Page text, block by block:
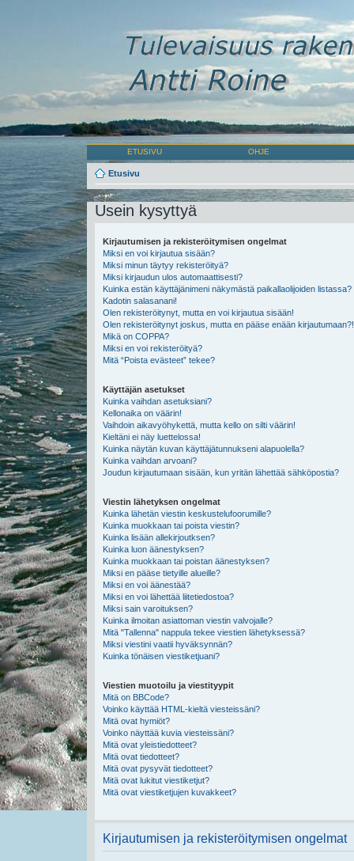
ETUSIVU OHJE
Etusivu
Usein kysyttyä
Kirjautumisen ja rekisteröitymisen ongelmat
Miksi en voi kirjautua sisään?
Miksi minun täytyy rekisteröityä?
Miksi kirjaudun ulos automaattisesti?
Kuinka estän käyttäjänimeni näkymästä paikallaolijoiden listassa?
Kadotin salasanani!
Olen rekisteröitynyt, mutta en voi kirjautua sisään!
Olen rekisteröitynyt joskus, mutta en pääse enään kirjautumaan?!
Mikä on COPPA?
Miksi en voi rekisteröityä?
Mitä “Poista evästeet” tekee?
Käyttäjän asetukset
Kuinka vaihdan asetuksiani?
Kellonaika on väärin!
Vaihdoin aikavyöhykettä, mutta kello on silti väärin!
Kieltäni ei näy luettelossa!
Kuinka näytän kuvan käyttäjätunnukseni alapuolella?
Kuinka vaihdan arvoani?
Joudun kirjautumaan sisään, kun yritän lähettää sähköpostia?
Viestin lähetyksen ongelmat
Kuinka lähetän viestin keskustelufoorumille?
Kuinka muokkaan tai poista viestin?
Kuinka lisään allekirjoutksen?
Kuinka luon äänestyksen?
Kuinka muokkaan tai poistan äänestyksen?
Miksi en pääse tietyille alueille?
Miksi en voi äänestää?
Miksi en voi lähettää liitetiedostoa?
Miksi sain varoituksen?
Kuinka ilmoitan asiattoman viestin valvojalle?
Mitä "Tallenna" nappula tekee viestien lähetyksessä?
Miksi viestini vaatii hyväksynnän?
Kuinka tönäisen viestiketjuani?
Viestien muotoilu ja viestityypit
Mitä on BBCode?
Voinko käyttää HTML-kieltä viesteissäni?
Mitä ovat hymiöt?
Voinko näyttää kuvia viesteissäni?
Mitä ovat yleistiedotteet?
Mitä ovat tiedotteet?
Mitä ovat pysyvät tiedotteet?
Mitä ovat lukitut viestiketjut?
Mitä ovat viestiketjujen kuvakkeet?
Kirjautumisen ja rekisteröitymisen ongelmat